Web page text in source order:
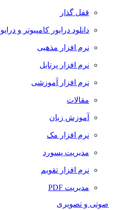
قفل گذار
دانلود درایور کامپیوتر و
نرم افزار مذهبی
نرم افزار پرتابل
نرم افزار آموزشی
مقالات
آموزش زبان
نرم افزار مک
مدیریت پسورد
نرم افزار تقویم
مدیریت PDF
صوتی و تصویری